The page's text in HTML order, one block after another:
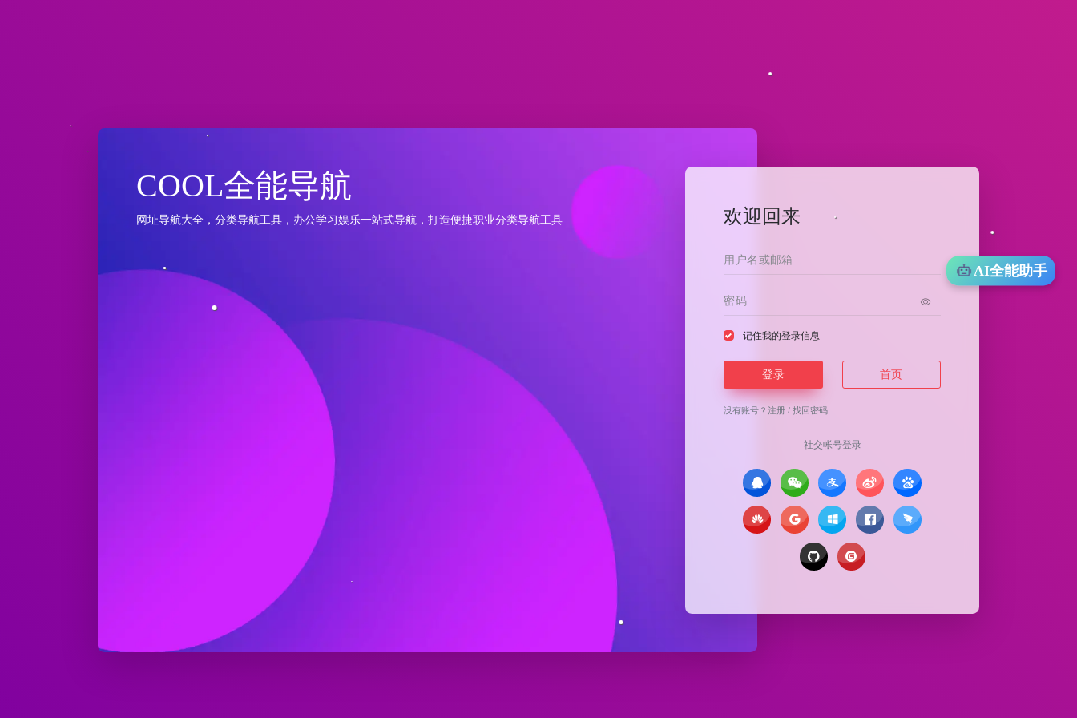
COOL全能导航
网址导航大全，分类导航工具，办公学习娱乐一站式导航，打造便捷职业分类导航工具 欢迎回来
记住我的登录信息
登录 首页
没有账号？注册 /找回密码
社交帐号登录
AI全能助手